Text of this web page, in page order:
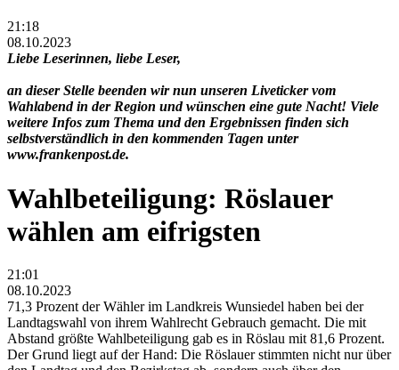
21:18
08.10.2023
Liebe Leserinnen, liebe Leser,
an dieser Stelle beenden wir nun unseren Liveticker vom
Wahlabend in der Region und wünschen eine gute Nacht! Viele
weitere Infos zum Thema und den Ergebnissen finden sich
selbstverständlich in den kommenden Tagen unter
www.frankenpost.de.
Wahlbeteiligung: Röslauer
wählen am eifrigsten
21:01
08.10.2023
71,3 Prozent der Wähler im Landkreis Wunsiedel haben bei der
Landtagswahl von ihrem Wahlrecht Gebrauch gemacht. Die mit
Abstand größte Wahlbeteiligung gab es in Röslau mit 81,6 Prozent.
Der Grund liegt auf der Hand: Die Röslauer stimmten nicht nur über